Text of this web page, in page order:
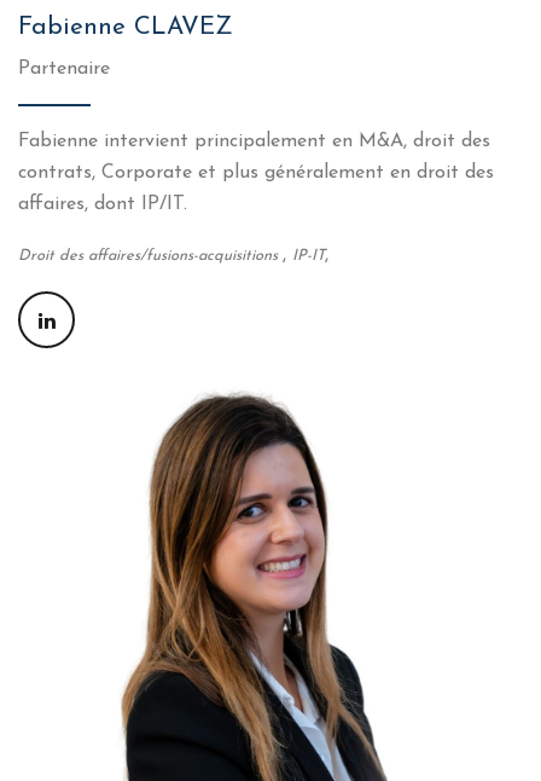
Fabienne CLAVEZ
Partenaire
Fabienne intervient principalement en M&A, droit des
contrats, Corporate et plus généralement en droit des
affaires, dont IP/IT.
Droit des affaires/fusions-acquisitions , IP-IT,